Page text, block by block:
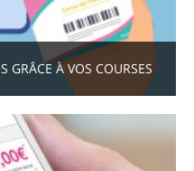
GRÂCE À VOS COURSES